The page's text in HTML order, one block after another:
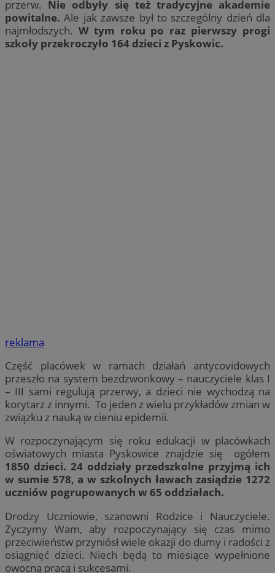
przerw. Nie odbyły się też tradycyjne akademie
powitalne.Ale jak zawsze był to szczególny dzień dla
najmłodszych. W tym roku po raz pierwszy progi
szkoły przekroczyło 164 dzieci z Pyskowic.
reklama
Część placówek w ramach działań antycovidowych
przeszło na system bezdzwonkowy – nauczyciele klas I
– III sami regulują przerwy, a dzieci nie wychodzą na
korytarz z innymi. To jeden z wielu przykładów zmian w
związku z nauką w cieniu epidemii.
W rozpoczynającym się roku edukacji w placówkach
oświatowych miasta Pyskowice znajdzie się ogółem
1850 dzieci. 24 oddziały przedszkolne przyjmą ich
w sumie 578, a w szkolnych ławach zasiądzie 1272
uczniów pogrupowanych w 65 oddziałach.
Drodzy Uczniowie, szanowni Rodzice i Nauczyciele.
Życzymy Wam, aby rozpoczynający się czas mimo
przeciwieństw przyniósł wiele okazji do dumy i radości z
osiągnięć dzieci. Niech będą to miesiące wypełnione
owocną pracą i sukcesami.